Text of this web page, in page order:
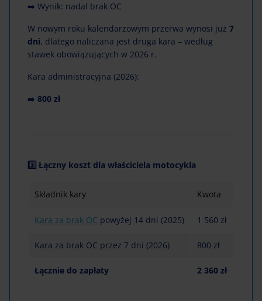
➡️ Wynik: nadal brak OC
W nowym roku kalendarzowym przerwa wynosi już 7
dni, dlatego naliczana jest druga kara – według
stawek obowiązujących w 2026 r.
Kara administracyjna (2026):
➡️ 800 zł
3️⃣ Łączny koszt dla właściciela motocykla
Składnik kary Kwota
Kara za brak OC powyżej 14 dni (2025) 1 560 zł
Kara za brak OC przez 7 dni (2026) 800 zł
Łącznie do zapłaty 2 360 zł